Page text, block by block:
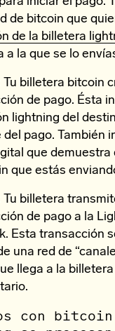
de bitcoin que
de la billetera
a la que se lo
Tu billetera bitcoin
de pago. Ésta
lightning del
del pago. También
que demuestra
que estás
Tu billetera
de pago a la
Esta transacción
una red de
llega a la
con bitcoin